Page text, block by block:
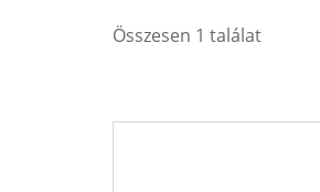
Összesen 1 találat